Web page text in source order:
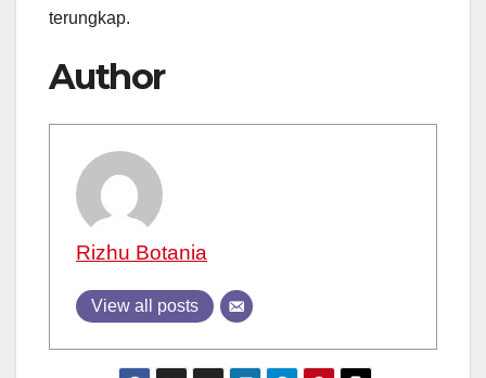
terungkap.
Author
Rizhu Botania
View all posts